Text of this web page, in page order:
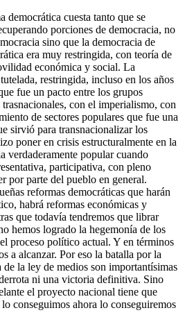
democrática cuesta tanto que se
porciones de democracia, no
sino que la democracia de
era muy restringida, con teoría de
económica y social. La
restringida, incluso en los años
fue un pacto entre los grupos
con el imperialismo, con
de sectores populares que fue una
sirvió para transnacionalizar los
poner en crisis estructuralmente en la
verdaderamente popular cuando
participativa, con pleno
por parte del pueblo en general.
reformas democráticas que harán
habrá reformas económicas y
que todavía tendremos que librar
hemos logrado la hegemonía de los
proceso político actual. Y en términos
a alcanzar. Por eso la batalla por la
la ley de medios son importantísimas
ni una victoria definitiva. Sino
el proyecto nacional tiene que
conseguimos ahora lo conseguiremos